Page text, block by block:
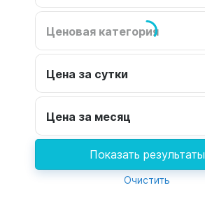
Ценовая категория
Цена за сутки
Цена за месяц
Показать результаты
Очистить